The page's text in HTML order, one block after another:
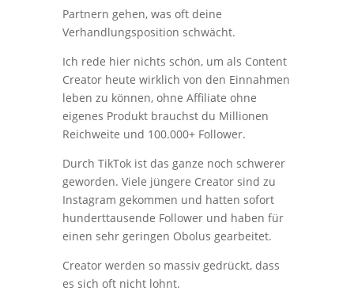
Partnern gehen, was oft deine
Verhandlungsposition schwächt.
Ich rede hier nichts schön, um als Content
Creator heute wirklich von den Einnahmen
leben zu können, ohne Affiliate ohne
eigenes Produkt brauchst du Millionen
Reichweite und 100.000+ Follower.
Durch TikTok ist das ganze noch schwerer
geworden. Viele jüngere Creator sind zu
Instagram gekommen und hatten sofort
hunderttausende Follower und haben für
einen sehr geringen Obolus gearbeitet.
Creator werden so massiv gedrückt, dass
es sich oft nicht lohnt.